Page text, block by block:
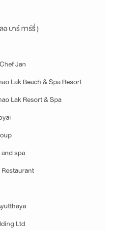
อ บาร์ ทาร์รี่ )
Jan
Lak Beach & Spa Resort
Lak Resort & Spa
spa
Ltd